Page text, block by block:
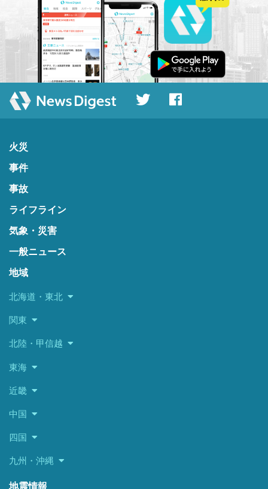
火災
事件
事故
ライフライン
気象・災害
一般ニュース
地域
北海道・東北
関東
北陸・甲信越
東海
近畿
中国
四国
九州・沖縄
地震情報